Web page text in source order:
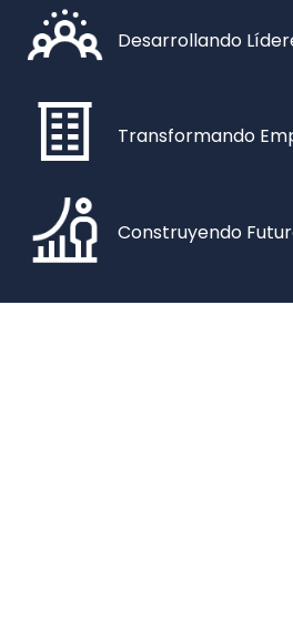
Desarrollando
Transformando
Construyendo